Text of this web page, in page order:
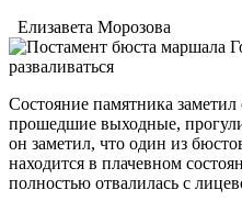
Елизавета Морозова
Состояние памятника
прошедшие выходные,
он заметил, что один из
находится в плачевном
полностью отвалилась с